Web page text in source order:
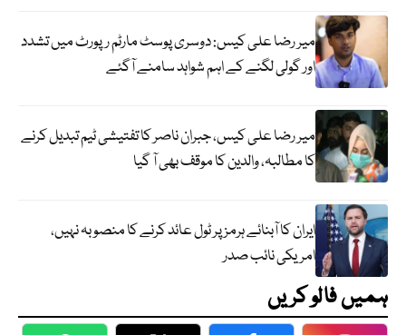
میر رضا علی کیس: دوسری پوسٹ مارٹم رپورٹ میں تشدد
اور گولی لگنے کے اہم شواہد سامنے آگئے
میر رضا علی کیس، جبران ناصر کا تفتیشی ٹیم تبدیل کرنے
کا مطالبہ، والدین کا موقف بھی آ گیا
ایران کا آبنائے ہرمز پر ٹول عائد کرنے کا منصوبہ نہیں،
امریکی نائب صدر
ہمیں فالو کریں